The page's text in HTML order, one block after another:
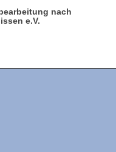
nach
e.V.